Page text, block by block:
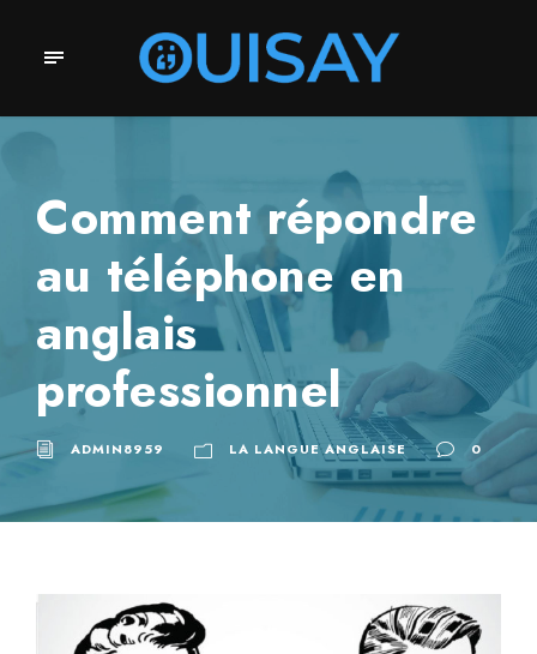
Comment répondre
au téléphone en
anglais
professionnel
ADMIN8959 LA LANGUE ANGLAISE 0